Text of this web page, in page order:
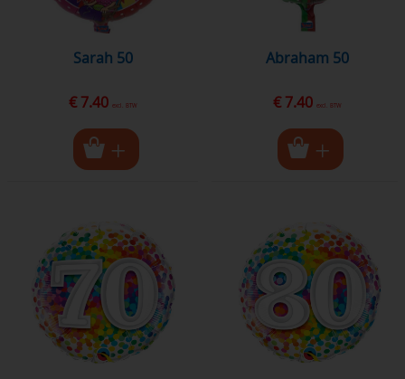
Sarah 50
€ 7.40 excl. BTW
Abraham 50
€ 7.40 excl. BTW